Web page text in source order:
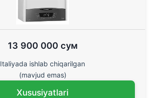
13 900 000 сум
Italiyada ishlab chiqarilgan
(mavjud emas)
Xususiyatlari